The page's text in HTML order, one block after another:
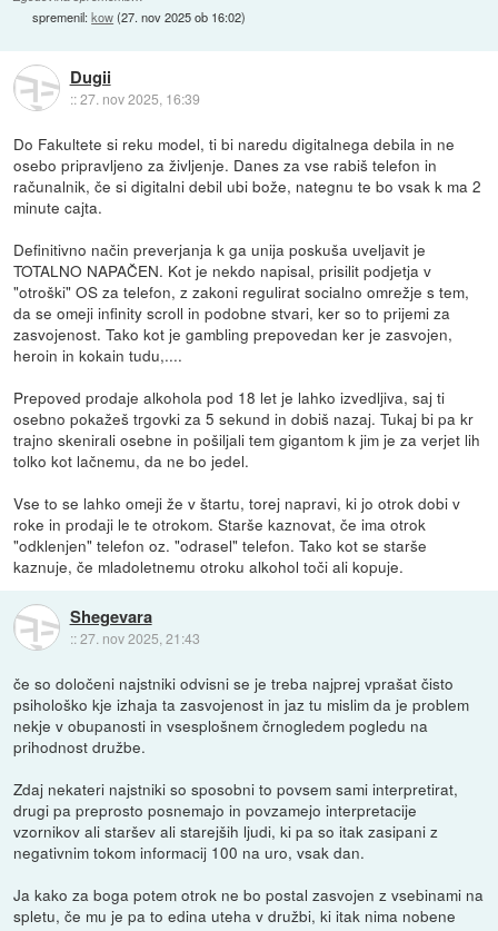
spremenil:kow(27. nov 2025 ob 16:02)
Dugii
::27. nov 2025, 16:39
Do Fakultete si reku model, ti bi naredu digitalnega debila in ne
osebo pripravljeno za življenje. Danes za vse rabiš telefon in
računalnik, če si digitalni debil ubi bože, nategnu te bo vsak k ma 2
minute cajta.
Definitivno način preverjanja k ga unija poskuša uveljavit je
TOTALNO NAPAČEN. Kot je nekdo napisal, prisilit podjetja v
"otroški" OS za telefon, z zakoni regulirat socialno omrežje s tem,
da se omeji infinity scroll in podobne stvari, ker so to prijemi za
zasvojenost. Tako kot je gambling prepovedan ker je zasvojen,
heroin in kokain tudu,....
Prepoved prodaje alkohola pod 18 let je lahko izvedljiva, saj ti
osebno pokažeš trgovki za 5 sekund in dobiš nazaj. Tukaj bi pa kr
trajno skenirali osebne in pošiljali tem gigantom k jim je za verjet lih
tolko kot lačnemu, da ne bo jedel.
Vse to se lahko omeji že v štartu, torej napravi, ki jo otrok dobi v
roke in prodaji le te otrokom. Starše kaznovat, če ima otrok
"odklenjen" telefon oz. "odrasel" telefon. Tako kot se starše
kaznuje, če mladoletnemu otroku alkohol toči ali kopuje.
Shegevara
::27. nov 2025, 21:43
če so določeni najstniki odvisni se je treba najprej vprašat čisto
psihološko kje izhaja ta zasvojenost in jaz tu mislim da je problem
nekje v obupanosti in vsesplošnem črnogledem pogledu na
prihodnost družbe.
Zdaj nekateri najstniki so sposobni to povsem sami interpretirat,
drugi pa preprosto posnemajo in povzamejo interpretacije
vzornikov ali staršev ali starejših ljudi, ki pa so itak zasipani z
negativnim tokom informacij 100 na uro, vsak dan.
Ja kako za boga potem otrok ne bo postal zasvojen z vsebinami na
spletu, če mu je pa to edina uteha v družbi, ki itak nima nobene